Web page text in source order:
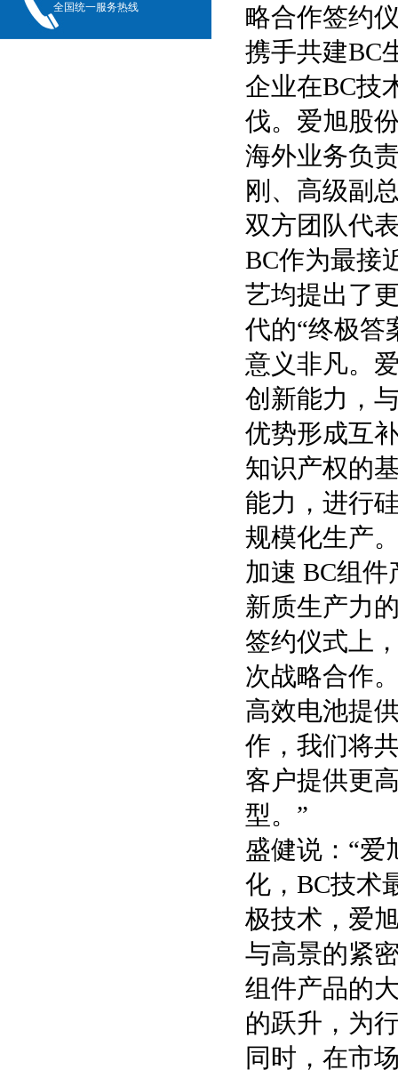
全国统一服务热线
略合作签约
携手共建BC
企业在BC技
伐。爱旭股
海外业务负
刚、高级副
双方团队代
BC作为最接
艺均提出了
代的“终极答
意义非凡。
创新能力，
优势形成互
知识产权的
能力，进行
规模化生产
加速 BC组
新质生产力
签约仪式上
次战略合作
高效电池提
作，我们将
客户提供更
型。”
盛健说：“爱
化，BC技术
极技术，爱
与高景的紧
组件产品的
的跃升，为
同时，在市